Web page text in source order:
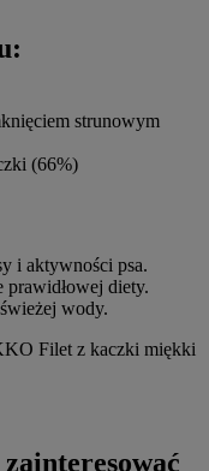
strunowym
(66%)
i aktywności psa.
prawidłowej diety.
wody.
Filet z kaczki miękki